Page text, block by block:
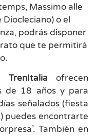
Massimo alle
o el
podrás disponer
que te permitirá
TrenItalia ofrecen
de 18 años y para
señalados (fiesta
puedes encontrarte
También en